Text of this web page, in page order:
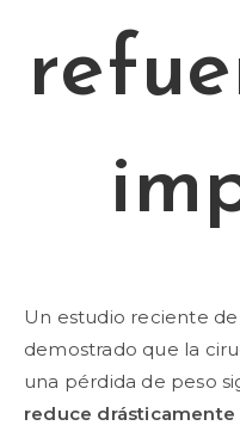
Un estudio reciente
demostrado que la
una pérdida de peso
reduce